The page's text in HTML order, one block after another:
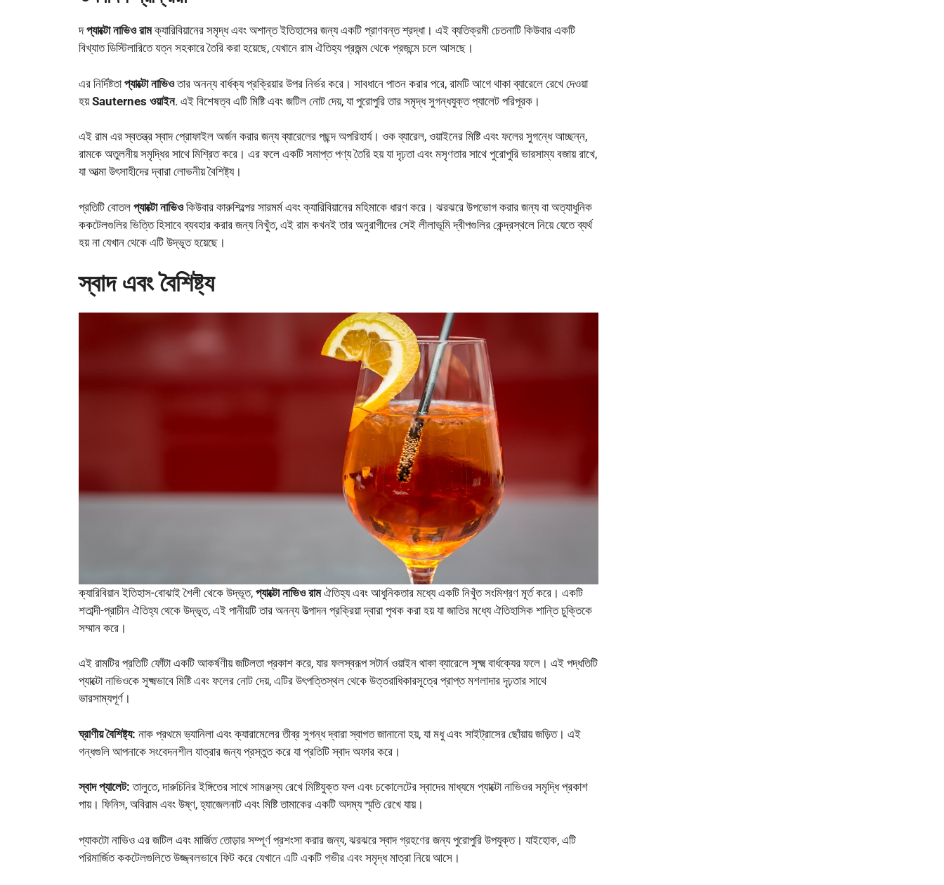
দপ্যাক্টো নাভিও রামক্যারিবিয়ানের সমৃদ্ধ এবং অশান্ত ইতিহাসের জন্য একটি প্রাণবন্ত শ্রদ্ধা। এই ব্যতিক্রমী চেতনাটি কিউবার একটি
বিখ্যাত ডিস্টিলারিতে যত্ন সহকারে তৈরি করা হয়েছে, যেখানে রাম ঐতিহ্য প্রজন্ম থেকে প্রজন্মে চলে আসছে।
এর নির্দিষ্টতাপ্যাক্টো নাভিওতার অনন্য বার্ধক্য প্রক্রিয়ার উপর নির্ভর করে। সাবধানে পাতন করার পরে, রামটি আগে থাকা ব্যারেলে রেখে দেওয়া
হয়Sauternes ওয়াইন. এই বিশেষত্ব এটি মিষ্টি এবং জটিল নোট দেয়, যা পুরোপুরি তার সমৃদ্ধ সুগন্ধযুক্ত প্যালেট পরিপূরক।
এই রাম এর স্বতন্ত্র স্বাদ প্রোফাইল অর্জন করার জন্য ব্যারেলের পছন্দ অপরিহার্য। ওক ব্যারেল, ওয়াইনের মিষ্টি এবং ফলের সুগন্ধে আচ্ছন্ন,
রামকে অতুলনীয় সমৃদ্ধির সাথে মিশ্রিত করে। এর ফলে একটি সমাপ্ত পণ্য তৈরি হয় যা দৃঢ়তা এবং মসৃণতার সাথে পুরোপুরি ভারসাম্য বজায় রাখে,
যা আত্মা উৎসাহীদের দ্বারা লোভনীয় বৈশিষ্ট্য।
প্রতিটি বোতল প্যাক্টো নাভিওকিউবার কারুশিল্পের সারমর্ম এবং ক্যারিবিয়ানের মহিমাকে ধারণ করে। ঝরঝরে উপভোগ করার জন্য বা অত্যাধুনিক
ককটেলগুলির ভিত্তি হিসাবে ব্যবহার করার জন্য নিখুঁত, এই রাম কখনই তার অনুরাগীদের সেই লীলাভূমি দ্বীপগুলির কেন্দ্রস্থলে নিয়ে যেতে ব্যর্থ
হয় না যেখান থেকে এটি উদ্ভূত হয়েছে।
স্বাদ এবং বৈশিষ্ট্য
ক্যারিবিয়ান ইতিহাস-বোঝাই শৈলী থেকে উদ্ভূত, প্যাক্টো নাভিও রামঐতিহ্য এবং আধুনিকতার মধ্যে একটি নিখুঁত সংমিশ্রণ মূর্ত করে। একটি
শতাব্দী-প্রাচীন ঐতিহ্য থেকে উদ্ভূত, এই পানীয়টি তার অনন্য উত্পাদন প্রক্রিয়া দ্বারা পৃথক করা হয় যা জাতির মধ্যে ঐতিহাসিক শান্তি চুক্তিকে
সম্মান করে।
এই রামটির প্রতিটি ফোঁটা একটি আকর্ষণীয় জটিলতা প্রকাশ করে, যার ফলস্বরূপ সটার্ন ওয়াইন থাকা ব্যারেলে সূক্ষ্ম বার্ধক্যের ফলে। এই পদ্ধতিটি
প্যাক্টো নাভিওকে সূক্ষ্মভাবে মিষ্টি এবং ফলের নোট দেয়, এটির উৎপত্তিস্থল থেকে উত্তরাধিকারসূত্রে প্রাপ্ত মশলাদার দৃঢ়তার সাথে
ভারসাম্যপূর্ণ।
ঘ্রাণীয় বৈশিষ্ট্য: নাক প্রথমে ভ্যানিলা এবং ক্যারামেলের তীব্র সুগন্ধ দ্বারা স্বাগত জানানো হয়, যা মধু এবং সাইট্রাসের ছোঁয়ায় জড়িত। এই
গন্ধগুলি আপনাকে সংবেদনশীল যাত্রার জন্য প্রস্তুত করে যা প্রতিটি স্বাদ অফার করে।
স্বাদ প্যালেট: তালুতে, দারুচিনির ইঙ্গিতের সাথে সামঞ্জস্য রেখে মিষ্টিযুক্ত ফল এবং চকোলেটের স্বাদের মাধ্যমে প্যাক্টো নাভিওর সমৃদ্ধি প্রকাশ
পায়। ফিনিস, অবিরাম এবং উষ্ণ, হ্যাজেলনাট এবং মিষ্টি তামাকের একটি অদম্য স্মৃতি রেখে যায়।
প্যাকটো নাভিও এর জটিল এবং মার্জিত তোড়ার সম্পূর্ণ প্রশংসা করার জন্য, ঝরঝরে স্বাদ গ্রহণের জন্য পুরোপুরি উপযুক্ত। যাইহোক, এটি
পরিমার্জিত ককটেলগুলিতে উজ্জ্বলভাবে ফিট করে যেখানে এটি একটি গভীর এবং সমৃদ্ধ মাত্রা নিয়ে আসে।